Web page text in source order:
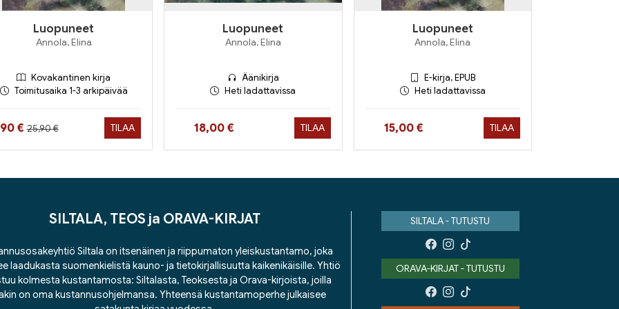
Luopuneet
Annola, Elina
Kovakantinen kirja
Toimitusaika 1-3 arkipäivää
nyt
€Hinta aiemmin
25,90 € TILAA
Luopuneet
Annola, Elina
Äänikirja
Heti ladattavissa
Hinta nyt
18,00 € TILAA
Luopuneet
Annola, Elina
E-kirja, EPUB
Heti ladattavissa
Hinta nyt
15,00 € TILAA
SILTALA, TEOS ja ORAVA-KIRJAT
Siltala on itsenäinen ja riippumaton yleiskustantamo, joka
laadukasta suomenkielistä kauno- ja tietokirjallisuutta kaikenikäisille. Yhtiö
kolmesta kustantamosta: Siltalasta, Teoksesta ja Orava-kirjoista, joilla
on oma kustannusohjelmansa. Yhteensä kustantamoperhe julkaisee
SILTALA - TUTUSTU
ORAVA-KIRJAT - TUTUSTU